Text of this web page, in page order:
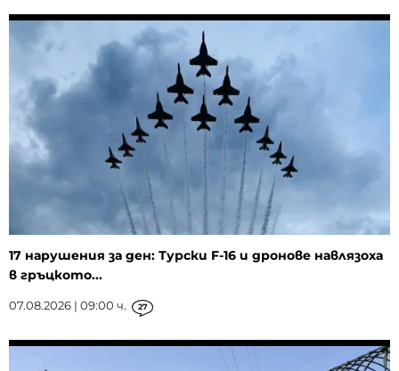
17 нарушения за ден: Турски F-16 и дронове навлязоха
в гръцкото...
07.08.2026 | 09:00 ч. 27